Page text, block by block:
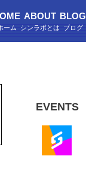
ABOUT BLOG
EVENTS